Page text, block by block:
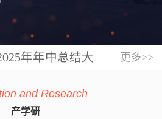
年年中总结大
更多>>
and Research
产学研